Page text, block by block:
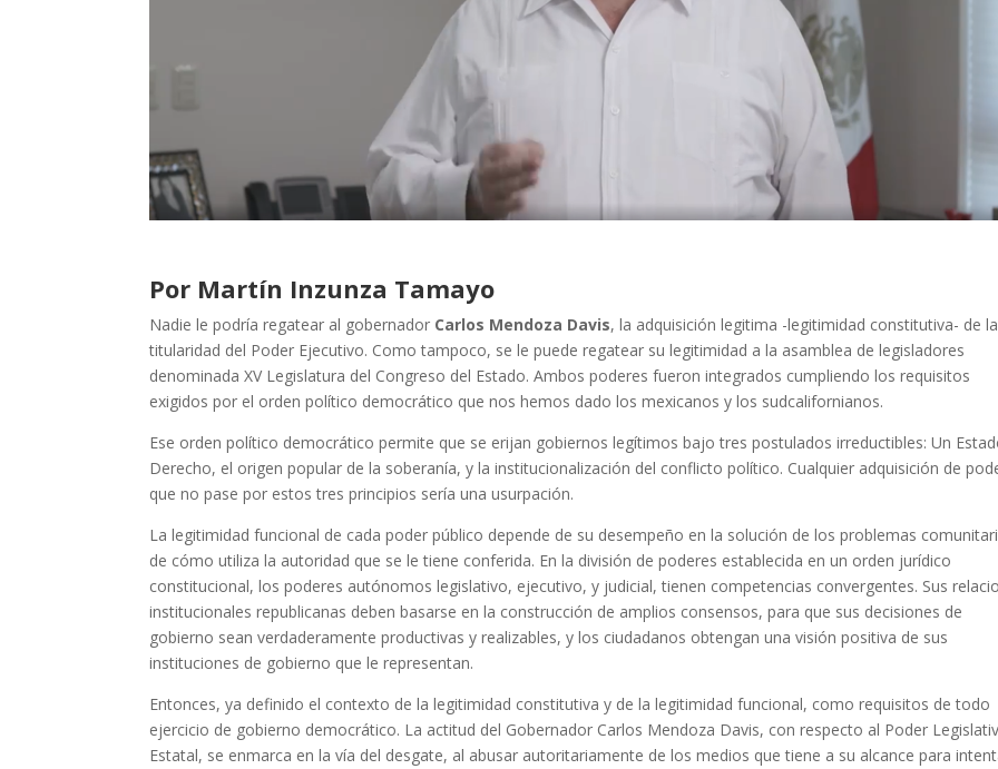
Por Martín Inzunza Tamayo
Nadie le podría regatear al gobernador Carlos Mendoza Davis, la adquisición legitima -legitimidad constitutiva- de la
titularidad del Poder Ejecutivo. Como tampoco, se le puede regatear su legitimidad a la asamblea de legisladores
denominada XV Legislatura del Congreso del Estado. Ambos poderes fueron integrados cumpliendo los requisitos
exigidos por el orden político democrático que nos hemos dado los mexicanos y los sudcalifornianos.
Ese orden político democrático permite que se erijan gobiernos legítimos bajo tres postulados irreductibles: Un
Derecho, el origen popular de la soberanía, y la institucionalización del conflicto político. Cualquier adquisición de
que no pase por estos tres principios sería una usurpación.
La legitimidad funcional de cada poder público depende de su desempeño en la solución de los problemas
de cómo utiliza la autoridad que se le tiene conferida. En la división de poderes establecida en un orden jurídico
constitucional, los poderes autónomos legislativo, ejecutivo, y judicial, tienen competencias convergentes. Sus
institucionales republicanas deben basarse en la construcción de amplios consensos, para que sus decisiones de
gobierno sean verdaderamente productivas y realizables, y los ciudadanos obtengan una visión positiva de sus
instituciones de gobierno que le representan.
Entonces, ya definido el contexto de la legitimidad constitutiva y de la legitimidad funcional, como requisitos de todo
ejercicio de gobierno democrático. La actitud del Gobernador Carlos Mendoza Davis, con respecto al Poder
Estatal, se enmarca en la vía del desgate, al abusar autoritariamente de los medios que tiene a su alcance para